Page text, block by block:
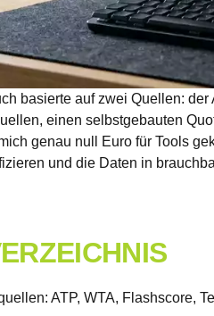
basierte auf zwei Quellen:
einen selbstgebauten
genau null Euro für Tools
und die Daten in
ATP, WTA, Flashscore,